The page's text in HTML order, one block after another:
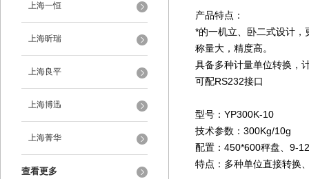
上海一恒
上海昕瑞
上海良平
上海博迅
上海菁华
查看更多
产品特点：
*的一机立、卧二式设计
称量大，精度高。
具备多种计量单位转换，
可配RS232接口
型号：YP300K-10
技术参数：300Kg/10g
配置：450*600秤盘、9-
特点：多种单位直接转换